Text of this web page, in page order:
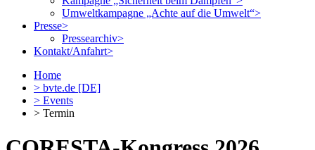
Umweltkampagne „Achte auf die Umwelt“>
Presse>
Pressearchiv>
Kontakt/Anfahrt>
Home
> bvte.de [DE]
> Events
> Termin